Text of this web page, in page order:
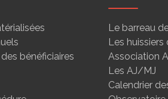
bénéficiaires
Le barreau
Les huissiers
Association
Les AJ/MJ
Calendrier